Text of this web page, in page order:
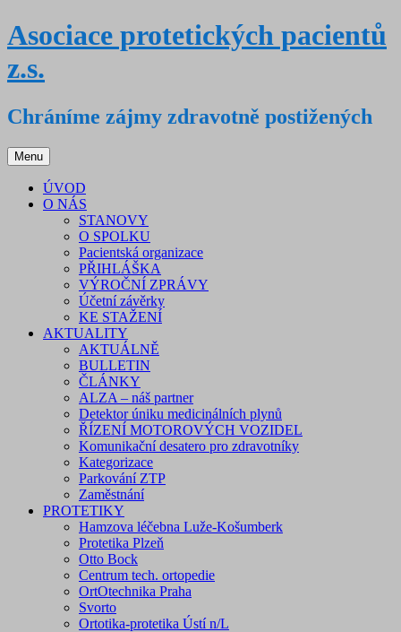
Přejít
k
webu
Asociace protetických pacientů
z.s.
Chráníme zájmy zdravotně postižených
Menu
ÚVOD
O NÁS
STANOVY
O SPOLKU
Pacientská organizace
PŘIHLÁŠKA
VÝROČNÍ ZPRÁVY
Účetní závěrky
KE STAŽENÍ
AKTUALITY
AKTUÁLNĚ
BULLETIN
ČLÁNKY
ALZA – náš partner
Detektor úniku medicinálních plynů
ŘÍZENÍ MOTOROVÝCH VOZIDEL
Komunikační desatero pro zdravotníky
Kategorizace
Parkování ZTP
Zaměstnání
PROTETIKY
Hamzova léčebna Luže-Košumberk
Protetika Plzeň
Otto Bock
Centrum tech. ortopedie
OrtOtechnika Praha
Svorto
Ortotika-protetika Ústí n/L